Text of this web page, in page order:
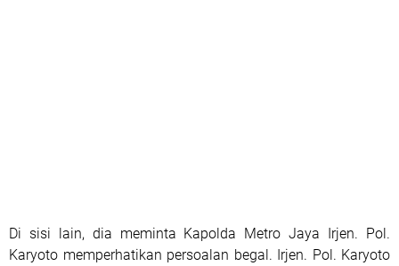
Di sisi lain, dia meminta Kapolda Metro Jaya Irjen. Pol.
Karyoto memperhatikan persoalan begal. Irjen. Pol. Karyoto